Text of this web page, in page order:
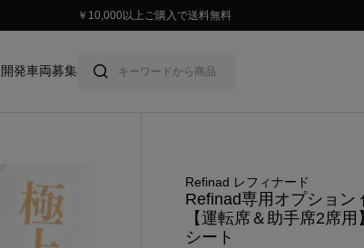
スタイリッシュに車に乗ろう。
開発車両募集
Refinad レフィナード
Refinad専用オプション
【運転席＆助手席2席
シート